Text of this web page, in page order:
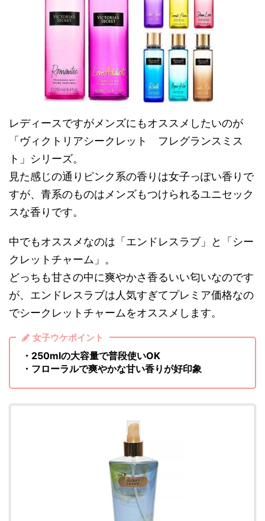
レディースですがメンズにもオススメしたいのが
「ヴィクトリアシークレット フレグランスミス
ト」シリーズ。
見た感じの通りピンク系の香りは女子っぽい香りで
すが、青系のものはメンズもつけられるユニセック
スな香りです。
中でもオススメなのは「エンドレスラブ」と「シー
クレットチャーム」。
どっちも甘さの中に爽やかさ香るいい匂いなのです
が、エンドレスラブは人気すぎてプレミア価格なの
でシークレットチャームをオススメします。
女子ウケポイント
・250mlの大容量で普段使いOK
・フローラルで爽やかな甘い香りが好印象